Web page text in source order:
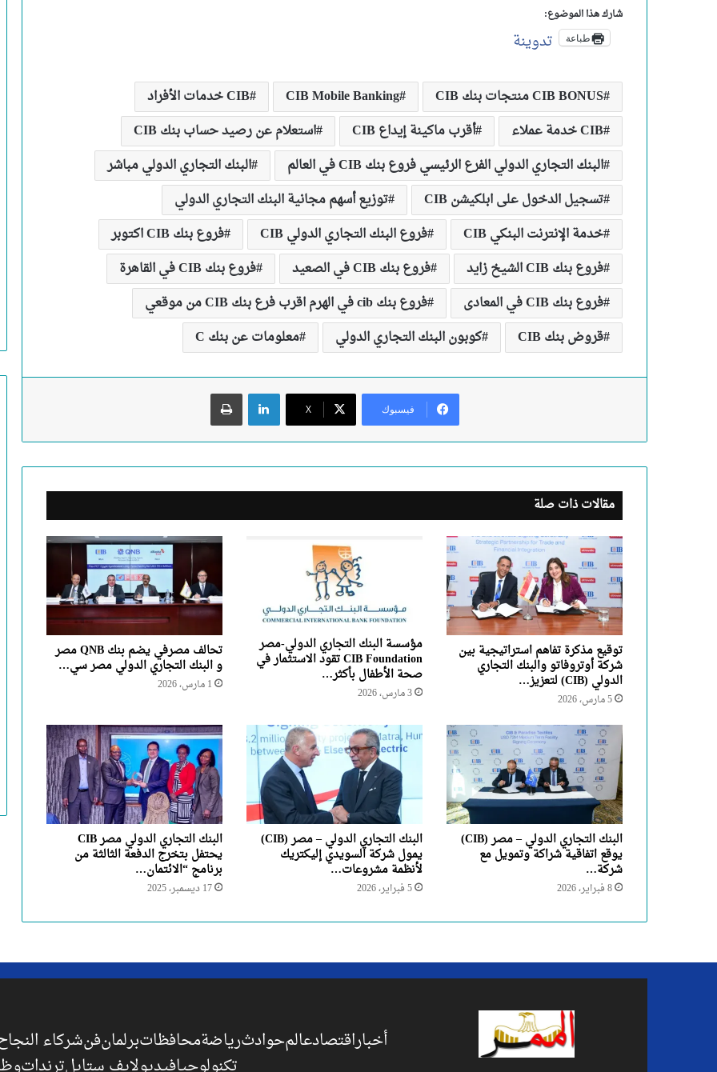
شارك هذا الموضوع:
طباعة تدوينة
CIB BONUS منتجات بنك CIB CIB Mobile Banking
CIB خدمات الأفراد
CIB خدمة عملاء
أقرب ماكينة إيداع CIB
استعلام عن رصيد حساب بنك CIB
البنك التجاري الدولي الفرع الرئيسي فروع بنك CIB في العالم
البنك التجاري الدولي مباشر
تسجيل الدخول على ابلكيشن CIB
توزيع أسهم مجانية البنك التجاري الدولي
خدمة الإنترنت البنكي CIB
فروع البنك التجاري الدولي CIB
فروع بنك CIB اكتوبر
فروع بنك CIB الشيخ زايد
فروع بنك CIB في الصعيد
فروع بنك CIB في القاهرة
فروع بنك CIB في المعادى
فروع بنك cib في الهرم اقرب فرع بنك CIB من موقعي
قروض بنك CIB
كوبون البنك التجاري الدولي معلومات عن بنك C
فيسبوك X
لينكدإن طباعة
مقالات ذات صلة
توقيع مذكرة تفاهم استراتيجية بين
شركة أوتروفاتو والبنك التجاري
الدولي (CIB) لتعزيز…
5 مارس، 2026
مؤسسة البنك التجاري الدولي-مصر
CIB Foundation تقود الاستثمار في
صحة الأطفال بأكثر…
3 مارس، 2026
تحالف مصرفي يضم بنك QNB مصر
و البنك التجاري الدولي مصر سي…
1 مارس، 2026
البنك التجاري الدولي – مصر (CIB)
يوقع اتفاقية شراكة وتمويل مع
شركة…
8 فبراير، 2026
البنك التجاري الدولي – مصر (CIB)
يمول شركة السويدي إليكتريك
لأنظمة مشروعات…
5 فبراير، 2026
البنك التجاري الدولي مصر CIB
يحتفل بتخرج الدفعة الثالثة من
برنامج “الائتمان…
17 ديسمبر، 2025
أخباراقتصادعالمحوادثرياضةمحافظاتبرلمانفنشركاء
تكنولوجيافيديولايف ستايلترندات